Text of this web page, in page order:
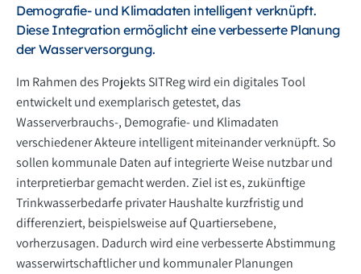
Demografie- und Klimadaten intelligent verknüpft.
Diese Integration ermöglicht eine verbesserte Planung
der Wasserversorgung.
Im Rahmen des Projekts SITReg wird ein digitales Tool
entwickelt und exemplarisch getestet, das
Wasserverbrauchs-, Demografie- und Klimadaten
verschiedener Akteure intelligent miteinander verknüpft. So
sollen kommunale Daten auf integrierte Weise nutzbar und
interpretierbar gemacht werden. Ziel ist es, zukünftige
Trinkwasserbedarfe privater Haushalte kurzfristig und
differenziert, beispielsweise auf Quartiersebene,
vorherzusagen. Dadurch wird eine verbesserte Abstimmung
wasserwirtschaftlicher und kommunaler Planungen